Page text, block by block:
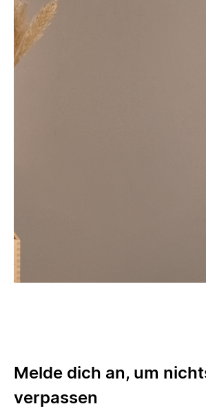
Melde dich an, um
verpassen